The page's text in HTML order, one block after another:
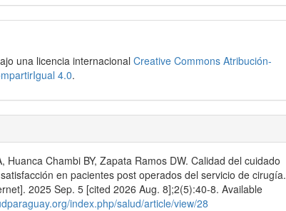
una licencia internacional Creative Commons Atribución-
4.0.
Huanca Chambi BY, Zapata Ramos DW. Calidad del cuidado
en pacientes post operados del servicio de cirugía.
2025 Sep. 5 [cited 2026 Aug. 8];2(5):40-8. Available
index.php/salud/article/view/28